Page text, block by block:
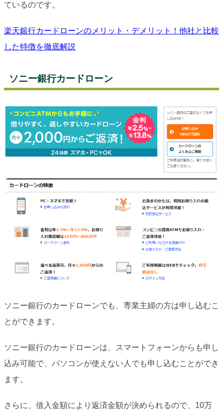
ているのです。
楽天銀行カードローンのメリット・デメリット！他社と比較
した特徴を徹底解説
ソニー銀行カードローン
ソニー銀行のカードローンでも、専業主婦の方は申し込むこ
とができます。
ソニー銀行のカードローンは、スマートフォーンからも申し
込み可能で、パソコンが使えない人でも申し込むことができ
ます。
さらに、借入金額により返済金額が決められるので、10万